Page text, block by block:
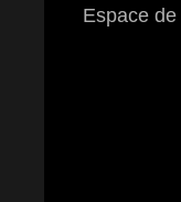
Espace